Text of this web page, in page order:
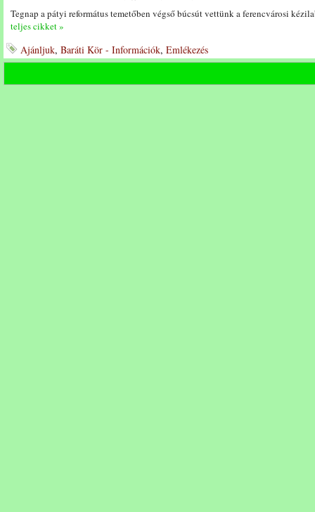
Tegnap a pátyi református temetőben végső búcsút vettünk a ferencvárosi
teljes cikket »
Ajánljuk, Baráti Kör - Információk, Emlékezés